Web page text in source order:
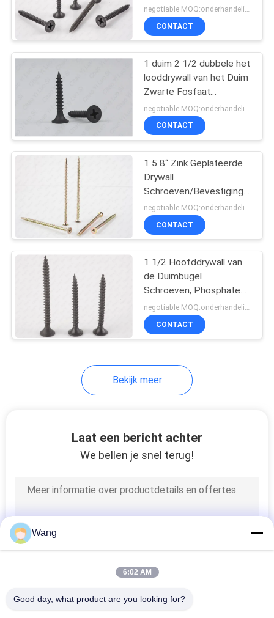
Verharde Draad,
Phosphated Grijs
CONTACT
1 duim 2 1/2 dubbele het
looddrywall van het Duim
Zwarte Fosfaat
Schroeven voor de
Nagels van het
Gipsplaatmetaal
CONTACT
1 5 8“ Zink Geplateerde
Drywall
Schroeven/
25 Graad Super Scherp
Punt
negotiable MOQ:onderhandelingen
CONTACT
1 1/2 Hoofddrywall van
de Duimbugel
Schroeven, Phosphated
de Schroevengrijs van de
Gipsspaanplaat
negotiable MOQ:onderhandelingen
CONTACT
Bekijk meer
Laat een bericht achter
We bellen je snel terug!
Wang
6:02 AM
Good day, what product are you looking for?